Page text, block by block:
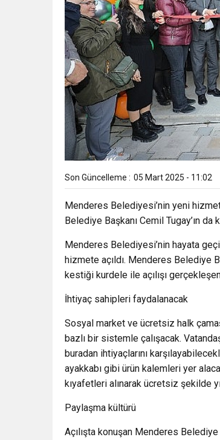
Son Güncelleme : 05 Mart 2025 - 11:02
Menderes Belediyesi’nin yeni
Belediye Başkanı Cemil Tugay’ın da
Menderes Belediyesi’nin hayata
hizmete açıldı. Menderes Belediye
kestiği kurdele ile açılışı
İhtiyaç sahipleri faydalanacak
Sosyal market ve ücretsiz halk
bazlı bir sistemle çalışacak.
buradan ihtiyaçlarını
ayakkabı gibi ürün kalemleri yer
kıyafetleri alınarak ücretsiz şekilde
Paylaşma kültürü
Açılışta konuşan Menderes